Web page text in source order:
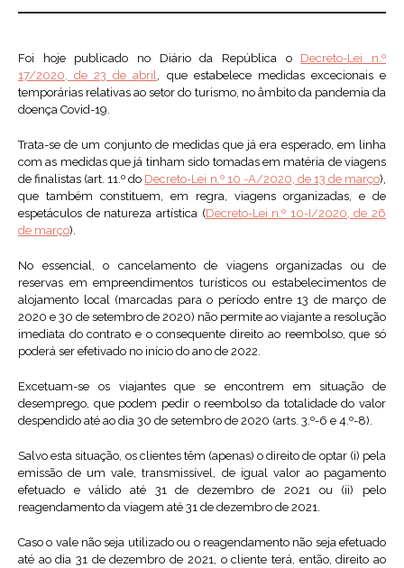
Foi hoje publicado no Diário da República o Decreto-Lei n.º
17/2020, de 23 de abril, que estabelece medidas excecionais e
temporárias relativas ao setor do turismo, no âmbito da pandemia da
doença Covid-19.
Trata-se de um conjunto de medidas que já era esperado, em linha
com as medidas que já tinham sido tomadas em matéria de viagens
de finalistas (art. 11.º do Decreto-Lei n.º 10 -A/2020, de 13 de março),
que também constituem, em regra, viagens organizadas, e de
espetáculos de natureza artística (Decreto-Lei n.º 10-I/2020, de 26
de março).
No essencial, o cancelamento de viagens organizadas ou de
reservas em empreendimentos turísticos ou estabelecimentos de
alojamento local (marcadas para o período entre 13 de março de
2020 e 30 de setembro de 2020) não permite ao viajante a resolução
imediata do contrato e o consequente direito ao reembolso, que só
poderá ser efetivado no início do ano de 2022.
Excetuam-se os viajantes que se encontrem em situação de
desemprego, que podem pedir o reembolso da totalidade do valor
despendido até ao dia 30 de setembro de 2020 (arts. 3.º-6 e 4.º-8).
Salvo esta situação, os clientes têm (apenas) o direito de optar (i) pela
emissão de um vale, transmissível, de igual valor ao pagamento
efetuado e válido até 31 de dezembro de 2021 ou (ii) pelo
reagendamento da viagem até 31 de dezembro de 2021.
Caso o vale não seja utilizado ou o reagendamento não seja efetuado
até ao dia 31 de dezembro de 2021, o cliente terá, então, direito ao